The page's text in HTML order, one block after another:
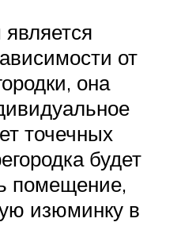
от
она
точечных
будет
помещение,
изюминку в